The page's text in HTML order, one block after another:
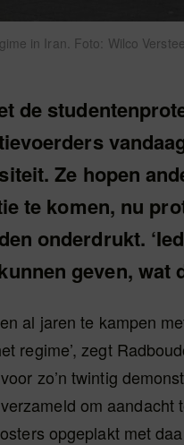
in Iran. Foto: Wilco
de
Ze hopen
te komen, nu
onderdrukt.
geven, wat
al jaren te kampen
regime’, zegt
zo’n twintig
om
opgeplakt met